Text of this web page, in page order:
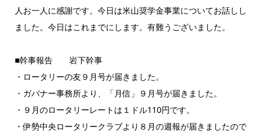
人お一人に感謝です。今日は米山奨学金事業についてお話しし
ました。今日はこれまでにします。有難うございました。
■幹事報告 岩下幹事
・ロータリーの友９月号が届きました。
・ガバナー事務所より、「月信」９月号が届きました。
・９月のロータリーレートは１ドル110円です。
・伊勢中央ロータリークラブより８月の週報が届きましたので